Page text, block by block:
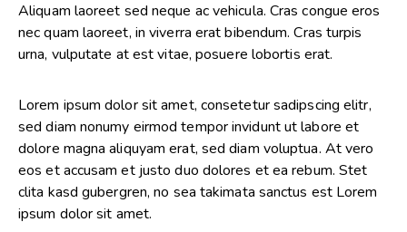
Aliquam laoreet sed neque ac vehicula. Cras congue eros
nec quam laoreet, in viverra erat bibendum. Cras turpis
urna, vulputate at est vitae, posuere lobortis erat.
Lorem ipsum dolor sit amet, consetetur sadipscing elitr,
sed diam nonumy eirmod tempor invidunt ut labore et
dolore magna aliquyam erat, sed diam voluptua. At vero
eos et accusam et justo duo dolores et ea rebum. Stet
clita kasd gubergren, no sea takimata sanctus est Lorem
ipsum dolor sit amet.